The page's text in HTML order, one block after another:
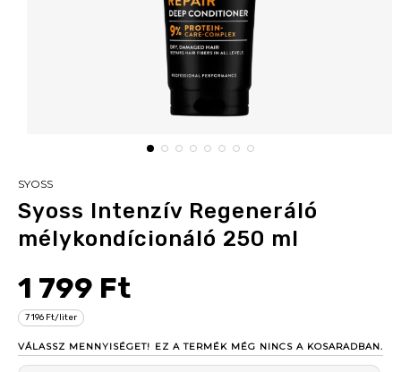
SYOSS
Syoss Intenzív Regeneráló
mélykondícionáló 250 ml
1 799 Ft
7 196 Ft/liter
VÁLASSZ MENNYISÉGET! EZ A TERMÉK MÉG NINCS A KOSARADBAN.